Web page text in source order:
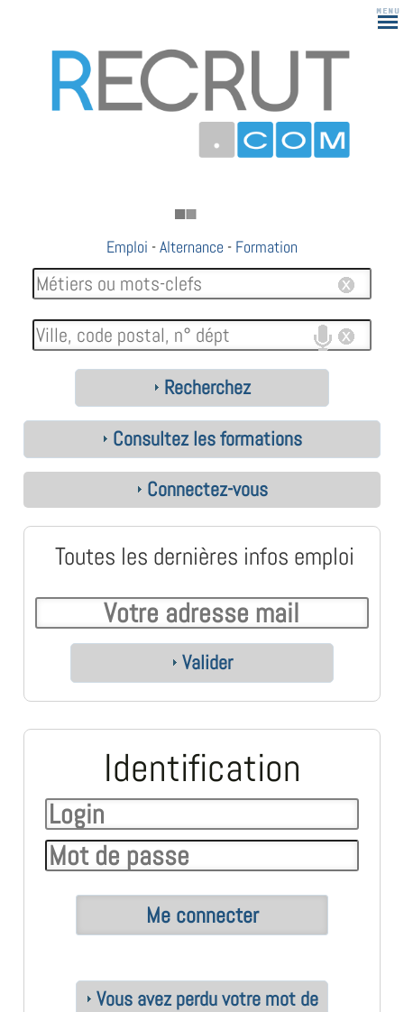
Emploi -Alternance - Formation
Recherchez
Consultez les formations
Connectez-vous
Toutes les dernières infos emploi
Valider
Identification
Vous avez perdu votre mot de